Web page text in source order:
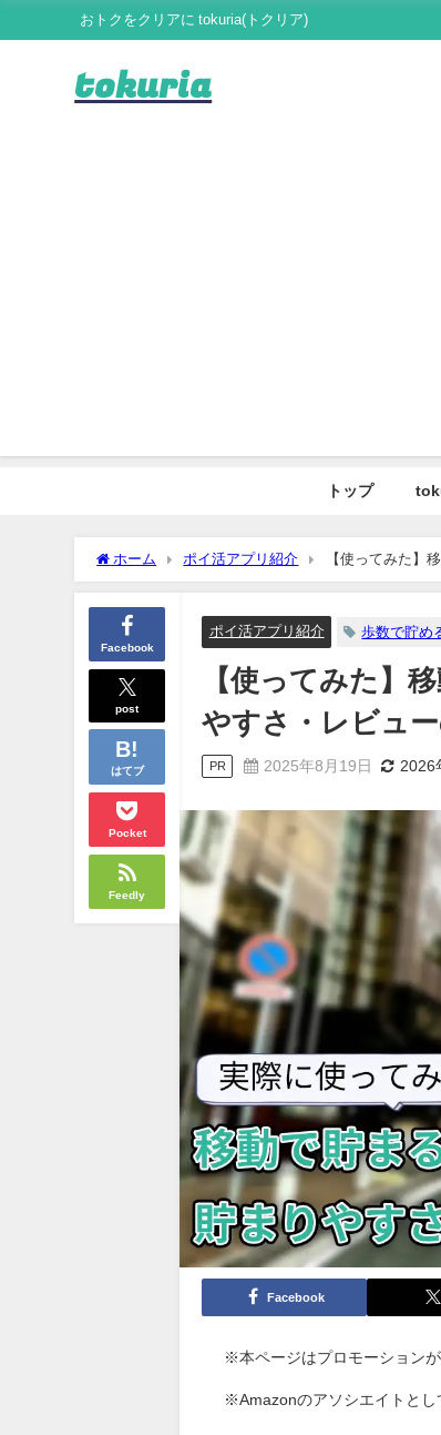
おトクをクリアに tokuria(トクリア)
tokuria
トップ
ホーム ポイ活アプリ紹介 【使ってみた】
Facebook
post
はてブ
Pocket
Feedly
ポイ活アプリ紹介 歩数で貯め
【使ってみた】
やすさ・レビュ
PR 2025年8月19日 2026
Facebook
※本ページはプロモーション
※Amazonのアソシエイトとし